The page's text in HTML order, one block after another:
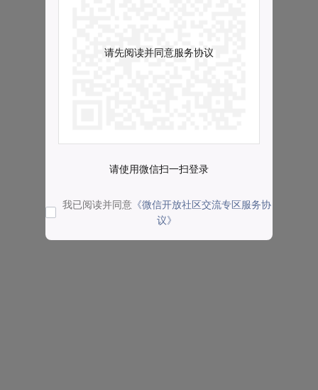
请先阅读并同意服务协议
请使用微信扫一扫登录
我已阅读并同意 《微信开放社区交流专区服务协
议》